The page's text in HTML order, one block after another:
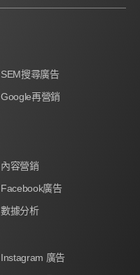
SEM搜尋廣告
Google再營銷
內容營銷
Facebook廣告
數據分析
Instagram 廣告